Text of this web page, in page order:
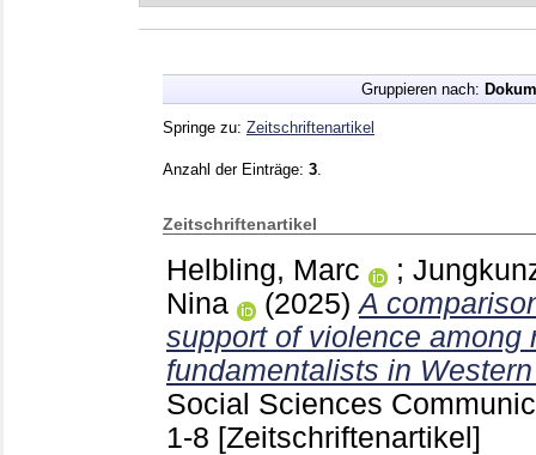
Gruppieren nach:
Springe zu: Zeitschriftenartikel
Anzahl der Einträge: 3
Zeitschriftenartikel
Helbling, Marc ;
Nina
(2025)A
support of violence among
fundamentalists in
Social Sciences
1-8 [Zeitschriftenartikel]